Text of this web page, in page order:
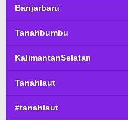
Banjarbaru
Tanahbumbu
KalimantanSelatan
Tanahlaut
#tanahlaut